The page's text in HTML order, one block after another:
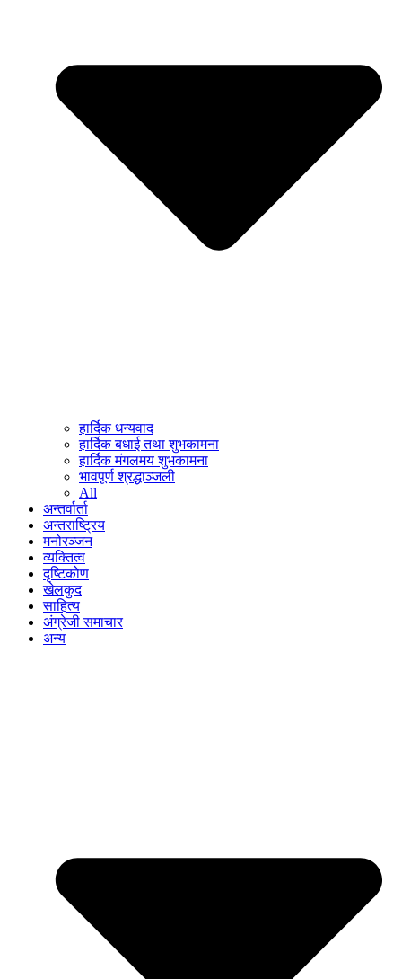
हार्दिक धन्यवाद
हार्दिक बधाई तथा शुभकामना
हार्दिक मंगलमय शुभकामना
भावपूर्ण श्रद्धाञ्जली
All
अन्तर्वार्ता
अन्तराष्ट्रिय
मनोरञ्जन
व्यक्तित्व
दृष्टिकोण
खेलकुद
साहित्य
अंग्रेजी समाचार
अन्य